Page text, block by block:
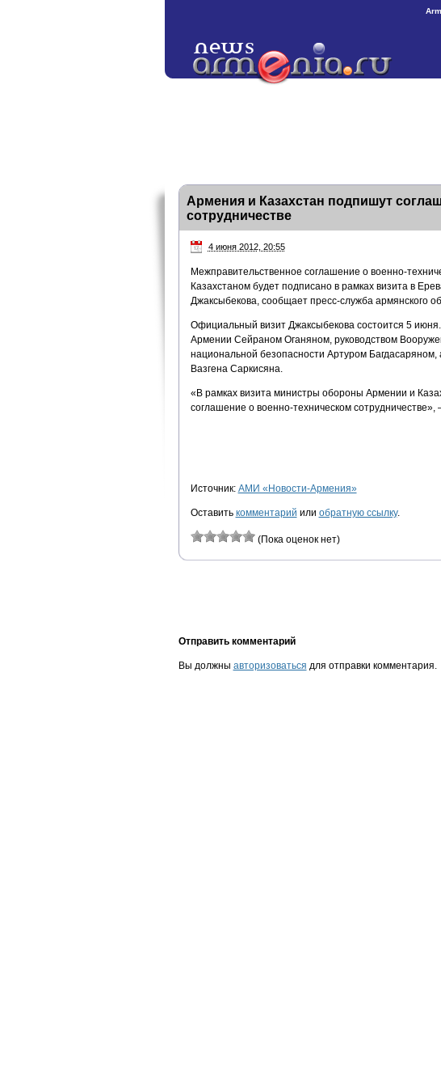
Армения и Казахстан подпишут
сотрудничестве
4 июня 2012, 20:55
Межправительственное соглашение о военно-
Казахстаном будет подписано в рамках визита в
Джаксыбекова, сообщает пресс-служба армянского
Официальный визит Джаксыбекова состоится 5
Армении Сейраном Оганяном, руководством
национальной безопасности Артуром
Вазгена Саркисяна.
«В рамках визита министры обороны Армении и
соглашение о военно-техническом сотрудничестве»,
Источник: АМИ «Новости-Армения»
Оставить комментарий или обратную ссылку.
(Пока оценок нет)
Отправить комментарий
Вы должны авторизоваться для отправки комментария.